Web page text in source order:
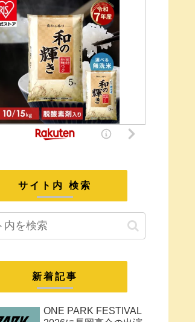
サイト内 検索
新着記事
ONE PARK FESTIVAL